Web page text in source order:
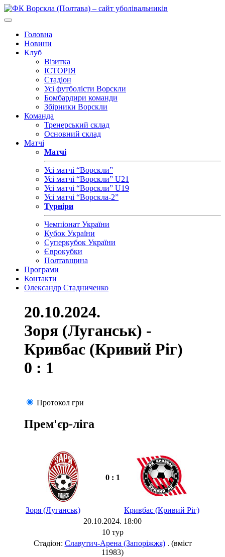
Головна
Новини
Клуб
Візитка
ІСТОРІЯ
Стадіон
Усі футболісти Ворскли
Бомбардири команди
Збірники Ворскли
Команда
Тренерський склад
Основний склад
Матчі
Матчі
Усі матчі “Ворскли”
Усі матчі “Ворскли” U21
Усі матчі “Ворскли” U19
Усі матчі “Ворскла-2”
Турніри
Чемпіонат України
Кубок України
Суперкубок України
Єврокубки
Полтавщина
Програми
Контакти
Олександр Стадниченко
20.10.2024.
Зоря (Луганськ) -
Кривбас (Кривий Ріг)
0 : 1
Протокол гри
Прем'єр-ліга
0 : 1
Зоря (Луганськ)
Кривбас (Кривий Ріг)
20.10.2024. 18:00
10 тур
Стадіон: Славутич-Арена (Запоріжжя). (вміст
11983)